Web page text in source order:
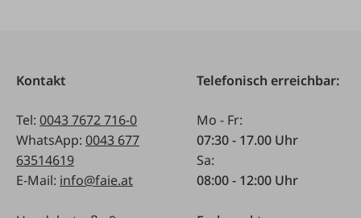
Kontakt
Tel: 0043 7672 716-0
WhatsApp: 0043 677
63514619
E-Mail: info@faie.at
Telefonisch erreichbar:
Mo - Fr:
07:30 - 17.00 Uhr
Sa:
08:00 - 12:00 Uhr